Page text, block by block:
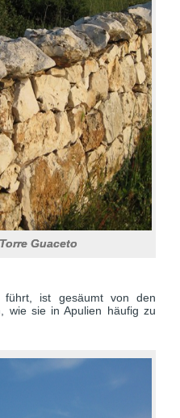
Guaceto
ist gesäumt von den
wie sie in Apulien häufig zu